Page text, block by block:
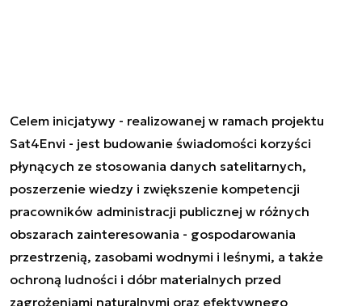
Celem inicjatywy - realizowanej w ramach projektu
Sat4Envi - jest budowanie świadomości korzyści
płynących ze stosowania danych satelitarnych,
poszerzenie wiedzy i zwiększenie kompetencji
pracowników administracji publicznej w różnych
obszarach zainteresowania - gospodarowania
przestrzenią, zasobami wodnymi i leśnymi, a także
ochroną ludności i dóbr materialnych przed
zagrożeniami naturalnymi oraz efektywnego